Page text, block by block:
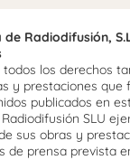
Radiodifusión,
los derechos
y prestaciones que
publicados en
SLU
sus obras y
de prensa prevista